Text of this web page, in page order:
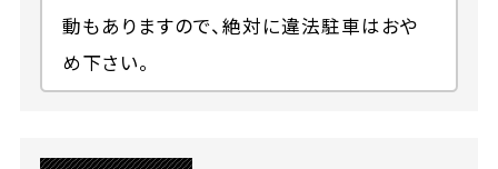
動もありますので、絶対に違法駐車はおや
め下さい。